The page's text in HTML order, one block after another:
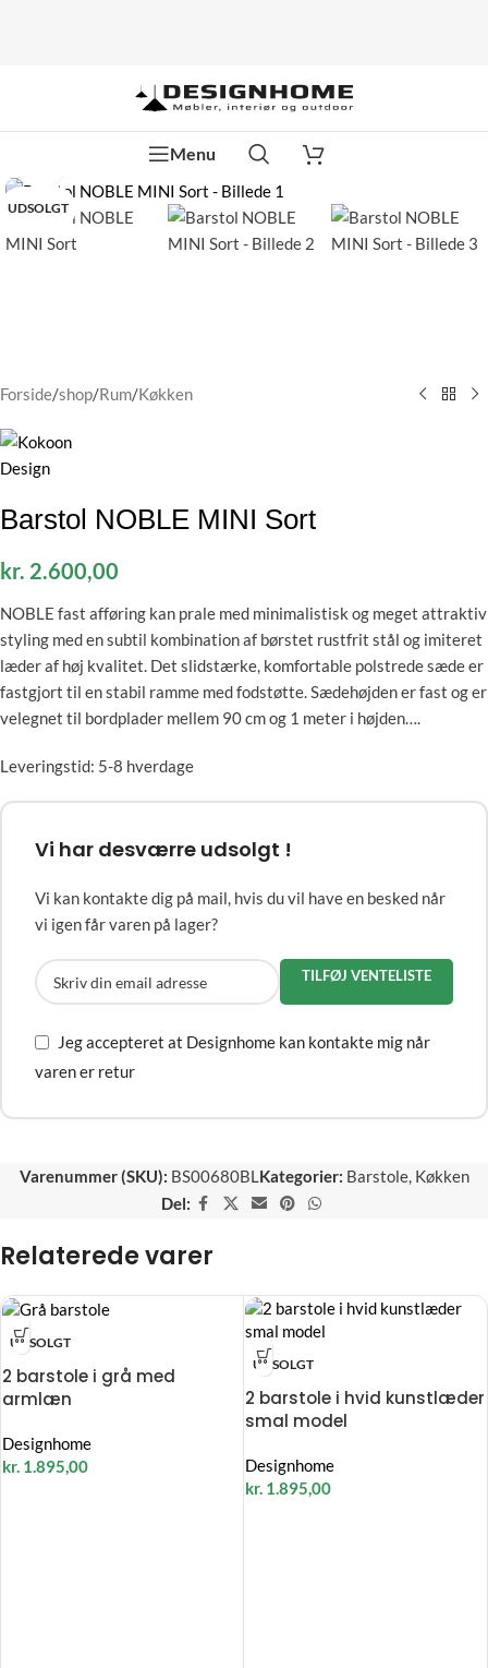
Menu
UDSOLGT
Klik for at forstørre
Forside/shop/Rum/Køkken
Barstol NOBLE MINI Sort
kr. 2.600,00
NOBLE fast afføring kan prale med minimalistisk og meget attraktiv
styling med en subtil kombination af børstet rustfrit stål og imiteret
læder af høj kvalitet. Det slidstærke, komfortable polstrede sæde er
fastgjort til en stabil ramme med fodstøtte. Sædehøjden er fast og er
velegnet til bordplader mellem 90 cm og 1 meter i højden….
Leveringstid: 5-8 hverdage
Vi har desværre udsolgt !
Vi kan kontakte dig på mail, hvis du vil have en besked når
vi igen får varen på lager?
TILFØJ VENTELISTE
Jeg accepteret at Designhome kan kontakte mig når
varen er retur
Varenummer (SKU): BS00680BLKategorier: Barstole, Køkken
Del:
Relaterede varer
UDSOLGT
2 barstole i grå med
armlæn
Designhome
kr. 1.895,00
UDSOLGT
2 barstole i hvid kunstlæder
smal model
Designhome
kr. 1.895,00